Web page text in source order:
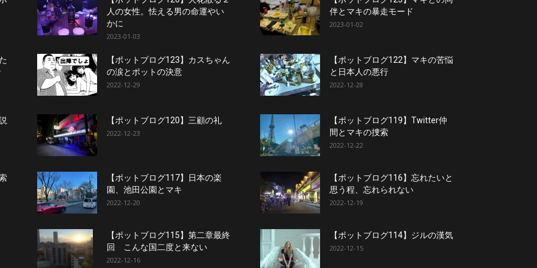
人の女性。怯える男の命運やい
かに
2023-01-03
伴とマキの暴走モード
2023-01-02
【ポットブログ123】カスちゃん
の涙とポットの決意
2022-12-29
【ポットブログ122】マキの苦悩
と日本人の悪行
2022-12-28
【ポットブログ120】三顧の礼
2022-12-23
【ポットブログ119】Twitter仲
間とマキの捜索
2022-12-22
【ポットブログ117】日本の楽
園、池田公園とマキ
2022-12-20
【ポットブログ116】忘れたいと
思う程、忘れられない
2022-12-19
【ポットブログ115】第二章最終
回 こんな国二度と来ない
2022-12-16
【ポットブログ114】ジルの漢気
2022-12-15